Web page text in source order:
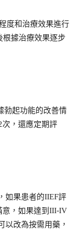
度和治療效果進行
根據治療效果逐步
勃起功能的改善情
，還應定期評
如果患者的IIEF評
意，如果達到III-IV
以改為按需用藥，